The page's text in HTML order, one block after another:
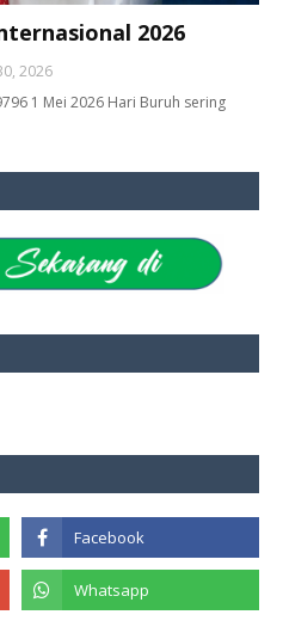
2026
2026
1 Mei 2026 Hari Buruh sering